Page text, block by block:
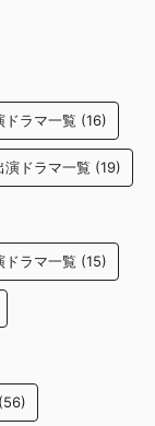
ドラマ一覧 (16)
演ドラマ一覧 (19)
ドラマ一覧 (15)
(56)